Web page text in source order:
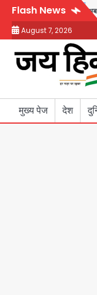
Skip
content
Flash News
और सुरक्षा का संदेश अब पहला
August 7, 2026
मुख्य पेज देश